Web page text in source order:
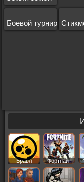
Боевой турнир
Бравл
Старс
Фортнайт